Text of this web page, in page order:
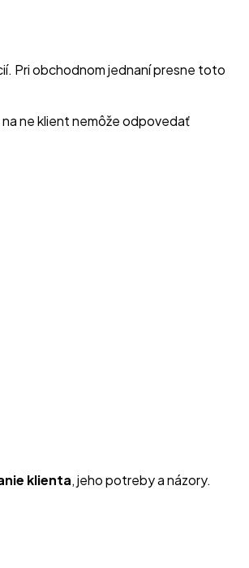
Pri obchodnom jednaní presne toto
ne klient nemôže odpovedať
klienta, jeho potreby a názory.